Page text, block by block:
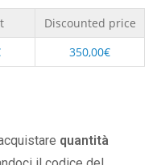
Discounted price
350,00€
quantità